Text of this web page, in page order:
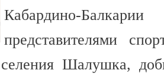
Кабардино-
представителями
Шалушка,